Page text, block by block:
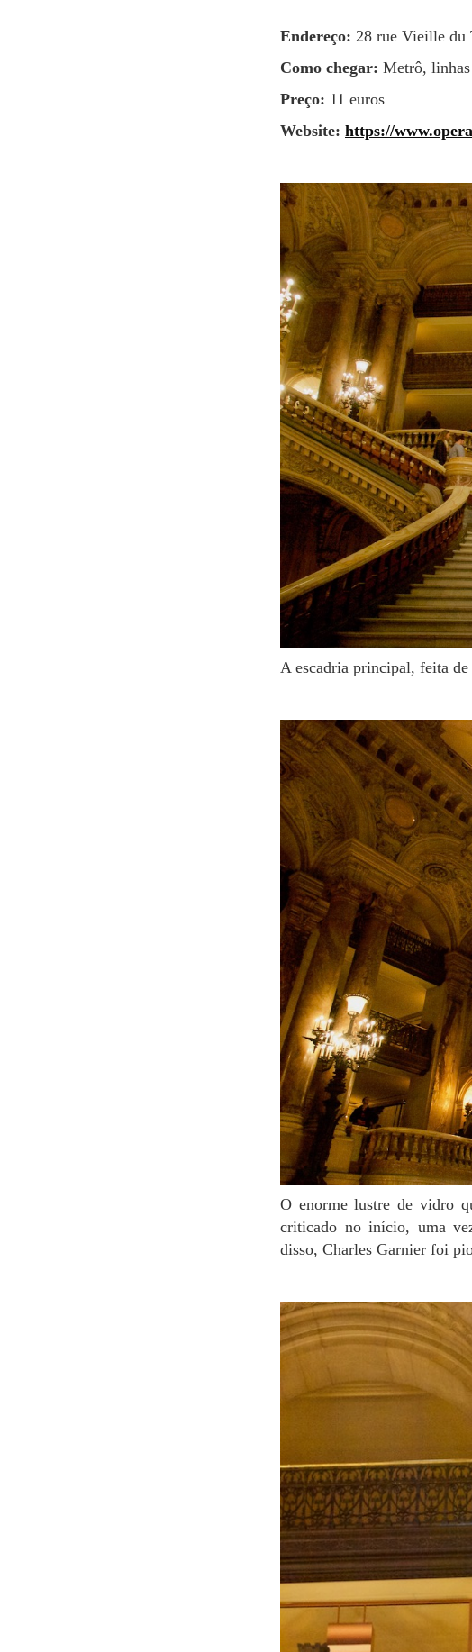
Endereço: 28 rue Vieille du
Como chegar: Metrô,
Preço: 11 euros
Website: https://
A escadria principal, feita
O enorme lustre de vidro que fica no centro da Palais Garnier pesa sete toneladas e foi muito
criticado no início, uma
disso, Charles Garnier foi